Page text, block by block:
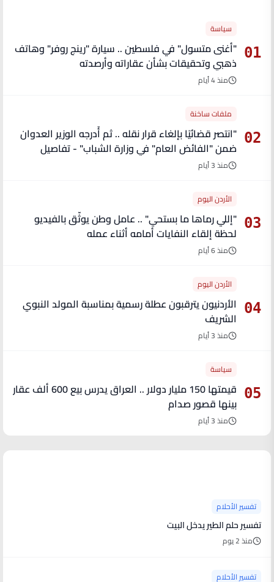
01
سياسة
"أغنى متسول" في فلسطين .. سيارة "رينج روفر" وهاتف
ذهبي وتحقيقات بشأن عقاراته وأرصدته
منذ 4 أيام
02
ملفات ساخنة
"انتصر قضائيًا بإلغاء قرار نقله .. ثم أُدرجه الوزير العدوان
ضمن "الفائض العام" في وزارة الشباب" - تفاصيل
منذ 3 أيام
03
الأردن اليوم
"إللي رماها ما بستحي" .. عامل وطن يوثّق بالفيديو
لحظة إلقاء النفايات أمامه أثناء عمله
منذ 6 أيام
04
الأردن اليوم
الأردنيون يترقبون عطلة رسمية بمناسبة المولد النبوي
الشريف
منذ 3 أيام
05
سياسة
قيمتها 150 مليار دولار .. العراق يدرس بيع 600 ألف عقار
بينها قصور صدام
منذ 3 أيام
تفسير الأحلام
تفسير حلم الطير يدخل البيت
منذ 2 يوم
تفسير الأحلام